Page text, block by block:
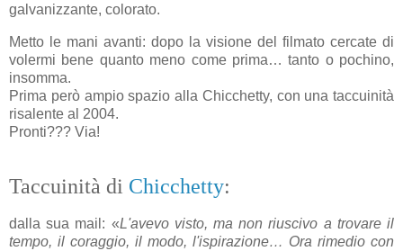
galvanizzante, colorato.
Metto le mani avanti: dopo la visione del filmato cercate di
volermi bene quanto meno come prima… tanto o pochino,
insomma.
Prima però ampio spazio alla Chicchetty, con una taccuinità
risalente al 2004.
Pronti??? Via!
Taccuinità di Chicchetty:
dalla sua mail: «L'avevo visto, ma non riuscivo a trovare il
tempo, il coraggio, il modo, l'ispirazione… Ora rimedio con